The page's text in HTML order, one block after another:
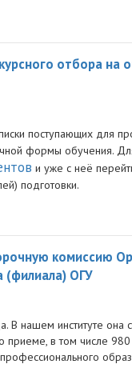
отбора на
поступающих для
формы обучения.
и уже с неё
подготовки.
комиссию
(филиала) ОГУ
нашем институте она
в том числе 980